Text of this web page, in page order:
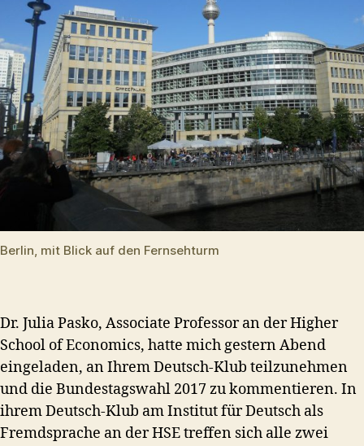
Berlin, mit Blick auf den Fernsehturm
Dr. Julia Pasko, Associate Professor an der Higher
School of Economics, hatte mich gestern Abend
eingeladen, an Ihrem Deutsch-Klub teilzunehmen
und die Bundestagswahl 2017 zu kommentieren. In
ihrem Deutsch-Klub am Institut für Deutsch als
Fremdsprache an der HSE treffen sich alle zwei